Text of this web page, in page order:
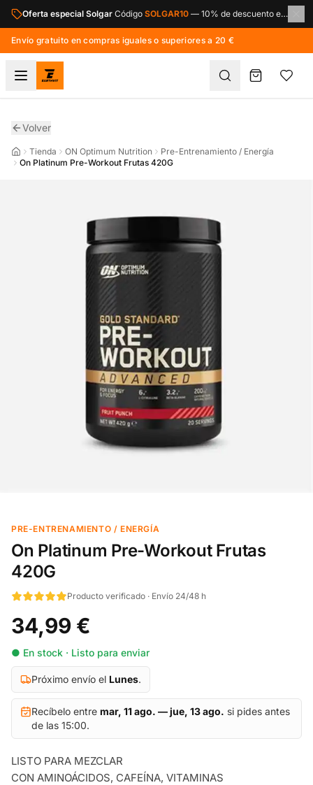
Saltar al contenido principal
Oferta especial Solgar Código SOLGAR10 — 10% de descuento en toda la marca Solgar.
Envío gratuito en compras iguales o superiores a 20 €
Volver
Tienda ON Optimum Nutrition
Pre-Entrenamiento / Energía
On Platinum Pre-Workout Frutas 420G
PRE-ENTRENAMIENTO / ENERGÍA
On Platinum Pre-Workout Frutas
420G
Producto verificado · Envío 24/48 h
34,99 €
● En stock · Listo para enviar
Próximo envío el Lunes.
Recíbelo entre mar, 11 ago. — jue, 13 ago. si pides antes
de las 15:00.
LISTO PARA MEZCLAR
CON AMINOÁCIDOS, CAFEÍNA, VITAMINAS